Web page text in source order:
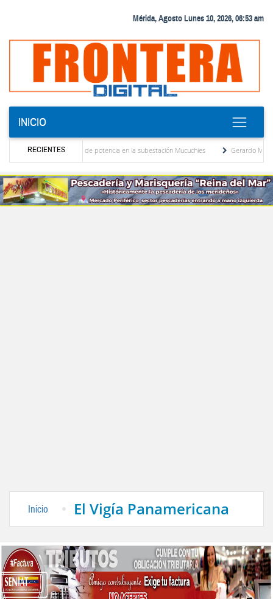
Mérida, Agosto Lunes 10, 2026, 06:53 am
INICIO
RECIENTES
nuevo transformador de potencia en la subestación Mucuchies
Gerardo Molina:
Inicio El Vigía Panamericana